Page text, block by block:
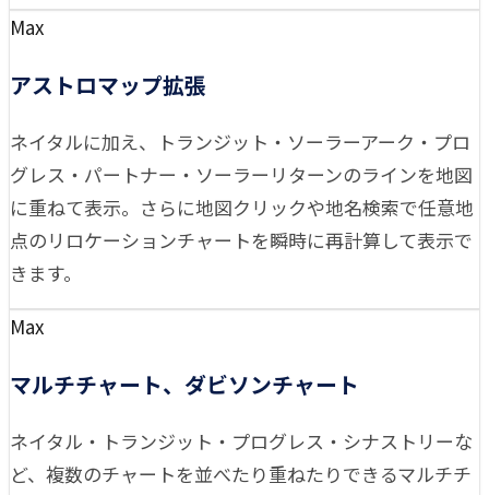
Max
アストロマップ拡張
ネイタルに加え、トランジット・ソーラーアーク・プロ
グレス・パートナー・ソーラーリターンのラインを地図
に重ねて表示。さらに地図クリックや地名検索で任意地
点のリロケーションチャートを瞬時に再計算して表示で
きます。
Max
マルチチャート、ダビソンチャート
ネイタル・トランジット・プログレス・シナストリーな
ど、複数のチャートを並べたり重ねたりできるマルチチ